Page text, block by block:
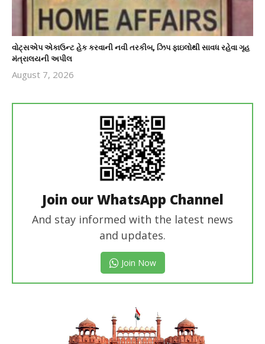
વોટ્સએપ એકાઉન્ટ હેક કરવાની નવી તરકીબ, ઝિપ ફાઇલોથી સાવધ રહેવા ગૃહ
મંત્રાલયની અપીલ
August 7, 2026
Join our WhatsApp Channel
And stay informed with the latest news
and updates.
Join Now